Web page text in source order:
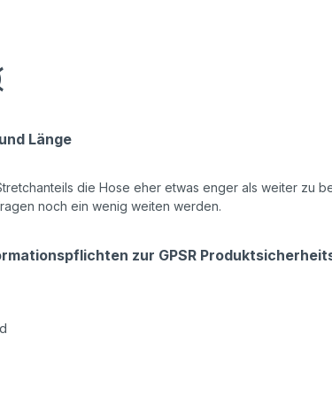
Länge
die Hose eher etwas enger als weiter zu
noch ein wenig weiten werden.
zur GPSR